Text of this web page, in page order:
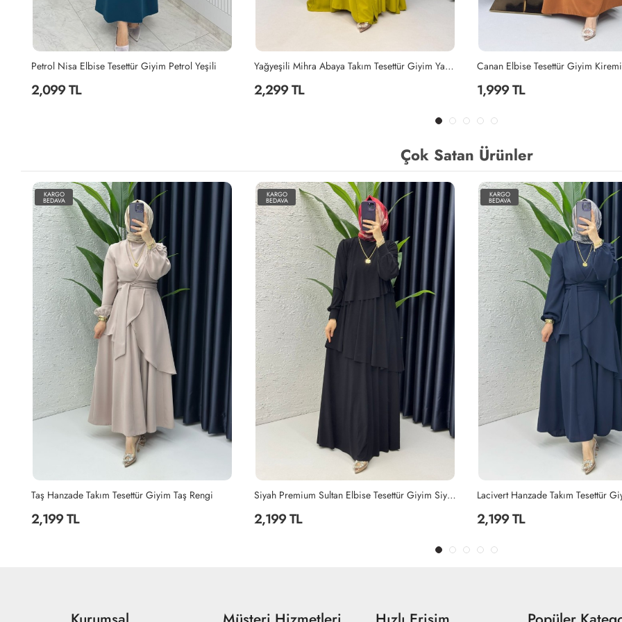
2,299 TL
Canan Elbise Tesettür Giyim Kiremit
1,999 TL
Lila Mihra Abaya Takım Tesettür
2,299 TL
Çok Satan Ürünler
KARGO
BEDAVA
2,199 TL
KARGO
BEDAVA
Lacivert Hanzade Takım Tesettür Giyim Lacivert
2,199 TL
KARGO
BEDAVA
Siyah Ayperi Elbise Tesettür Giyim
1,499 TL